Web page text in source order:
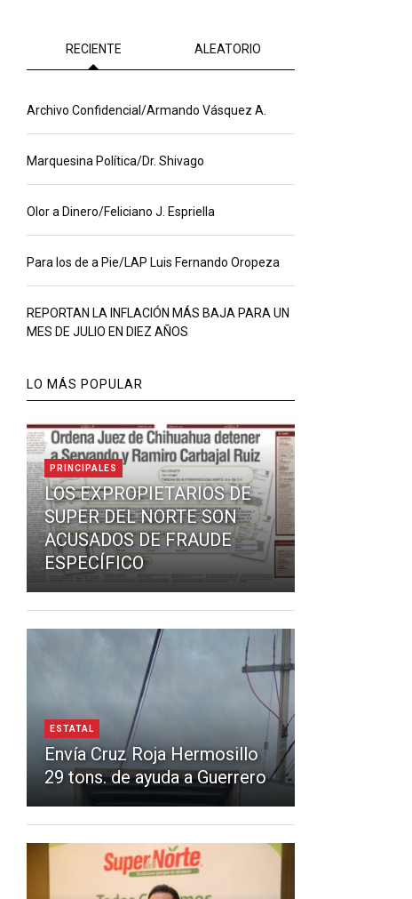
RECIENTE ALEATORIO
Archivo Confidencial/Armando Vásquez A.
Marquesina Política/Dr. Shivago
Olor a Dinero/Feliciano J. Espriella
Para los de a Pie/LAP Luis Fernando Oropeza
REPORTAN LA INFLACIÓN MÁS BAJA PARA UN
MES DE JULIO EN DIEZ AÑOS
LO MÁS POPULAR
PRINCIPALES
LOS EXPROPIETARIOS DE
SUPER DEL NORTE SON
ACUSADOS DE FRAUDE
ESPECÍFICO
ESTATAL
Envía Cruz Roja Hermosillo
29 tons. de ayuda a Guerrero